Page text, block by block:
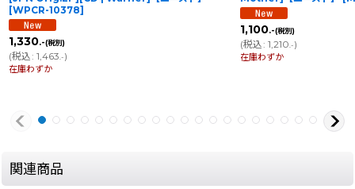
[WPCR-10378]
1,330.-(税別)
(税込: 1,463 .-)
在庫わずか
1,100.-(税別)
(税込: 1,210 .-)
在庫わずか
関連商品